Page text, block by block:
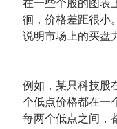
在一些个股的图表
徊，价格差距很小
说明市场上的买盘
例如，某只科技股
个低点价格都在一
每两个低点之间，